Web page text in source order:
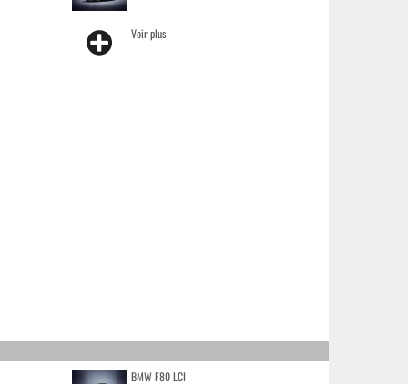
Voir plus
BMW F80 LCI